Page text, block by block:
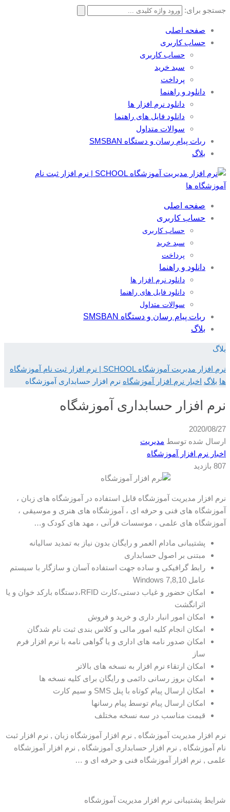
جستجو برای:
صفحه اصلی
حساب کاربری
حساب کاربری
سبد خرید
پرداخت
دانلود و راهنما
دانلود نرم افزار ها
دانلود فایل های راهنما
سوالات متداول
ربات پیام رسان و دستگاه SMSBAN
بلاگ
صفحه اصلی
حساب کاربری
حساب کاربری
سبد خرید
پرداخت
دانلود و راهنما
دانلود نرم افزار ها
دانلود فایل های راهنما
سوالات متداول
ربات پیام رسان و دستگاه SMSBAN
بلاگ
بلاگ
نرم افزار مدیریت آموزشگاه SCHOOL | نرم افزار ثبت نام آموزشگاه
ها بلاگ اخبار نرم افزار آموزشگاه نرم افزار حسابداری آموزشگاه
نرم افزار حسابداری آموزشگاه
2020/08/27
ارسال شده توسط مدیریت
اخبار نرم افزار آموزشگاه
807 بازدید
نرم افزار مدیریت آموزشگاه قابل استفاده در آموزشگاه های زبان ،
آموزشگاه های فنی و حرفه ای ، آموزشگاه های هنری و موسیقی ،
آموزشگاه های علمی ، موسسات قرآنی ، مهد های کودک و…
پشتیبانی مادام العمر و رایگان بدون نیاز به تمدید سالیانه
مبتنی بر اصول حسابداری
رابط گرافیکی و ساده جهت استفاده آسان و سازگار با سیستم
عامل Windows 7,8,10
امکان حضور و غیاب دستی،کارت RFID،دستگاه بارکد خوان و یا
اثرانگشت
امکان امور انبار داری و خرید و فروش
امکان انجام کلیه امور مالی و کلاس بندی ثبت نام شدگان
امکان صدور نامه های اداری و یا گواهی نامه با نرم افزار فرم
ساز
امکان ارتقاء نرم افزار به نسخه های بالاتر
امکان بروز رسانی دائمی و رایگان برای کلیه نسخه ها
امکان ارسال پیام کوتاه با پنل SMS و سیم کارت
امکان ارسال پیام توسط پیام رسانها
قیمت مناسب در سه نسخه مختلف
نرم افزار مدیریت آموزشگاه , نرم افزار آموزشگاه زبان , نرم افزار ثبت
نام آموزشگاه , نرم افزار حسابداری آموزشگاه , نرم افزار آموزشگاه
علمی , نرم افزار آموزشگاه فنی و حرفه ای و …
شرایط پشتیبانی نرم افزار مدیریت آموزشگاه